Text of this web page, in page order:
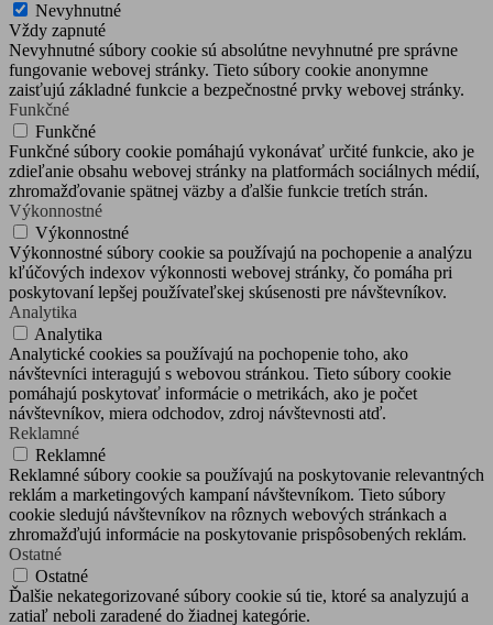
Nevyhnutné
Vždy zapnuté
Nevyhnutné súbory cookie sú absolútne nevyhnutné pre správne
fungovanie webovej stránky. Tieto súbory cookie anonymne
zaisťujú základné funkcie a bezpečnostné prvky webovej stránky.
Funkčné
Funkčné
Funkčné súbory cookie pomáhajú vykonávať určité funkcie, ako je
zdieľanie obsahu webovej stránky na platformách sociálnych médií,
zhromažďovanie spätnej väzby a ďalšie funkcie tretích strán.
Výkonnostné
Výkonnostné
Výkonnostné súbory cookie sa používajú na pochopenie a analýzu
kľúčových indexov výkonnosti webovej stránky, čo pomáha pri
poskytovaní lepšej používateľskej skúsenosti pre návštevníkov.
Analytika
Analytika
Analytické cookies sa používajú na pochopenie toho, ako
návštevníci interagujú s webovou stránkou. Tieto súbory cookie
pomáhajú poskytovať informácie o metrikách, ako je počet
návštevníkov, miera odchodov, zdroj návštevnosti atď.
Reklamné
Reklamné
Reklamné súbory cookie sa používajú na poskytovanie relevantných
reklám a marketingových kampaní návštevníkom. Tieto súbory
cookie sledujú návštevníkov na rôznych webových stránkach a
zhromažďujú informácie na poskytovanie prispôsobených reklám.
Ostatné
Ostatné
Ďalšie nekategorizované súbory cookie sú tie, ktoré sa analyzujú a
zatiaľ neboli zaradené do žiadnej kategórie.